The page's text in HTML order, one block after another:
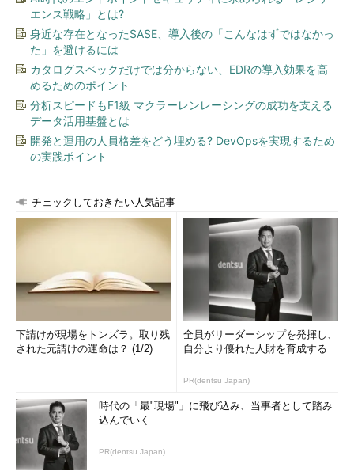
エンス戦略」とは?
身近な存在となったSASE、導入後の「こんなはずではなかっ
た」を避けるには
カタログスペックだけでは分からない、EDRの導入効果を高
めるためのポイント
分析スピードもF1級 マクラーレンレーシングの成功を支える
データ活用基盤とは
開発と運用の人員格差をどう埋める? DevOpsを実現するため
の実践ポイント
チェックしておきたい人気記事
下請けが現場をトンズラ。取り残
された元請けの運命は？ (1/2)
全員がリーダーシップを発揮し、
自分より優れた人財を育成する
PR(dentsu Japan)
時代の「最"現場"」に飛び込み、当事者として踏み
込んでいく
PR(dentsu Japan)